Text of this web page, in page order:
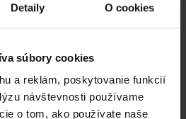
Detaily O cookies
súbory cookies
a reklám, poskytovanie funkcií
návštevnosti používame
o tom, ako používate naše